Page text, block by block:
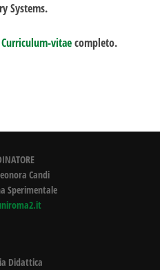
Systems.
Curriculum-vitaecompleto.
Candi
Sperimentale
Didattica